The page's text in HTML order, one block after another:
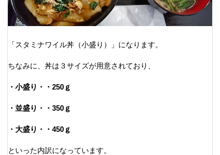
「スタミナワイル丼（小盛り）」になります。
ちなみに、丼は３サイズが用意されており、
・小盛り・・250ｇ
・並盛り・・350ｇ
・大盛り・・450ｇ
といった内訳になっています。